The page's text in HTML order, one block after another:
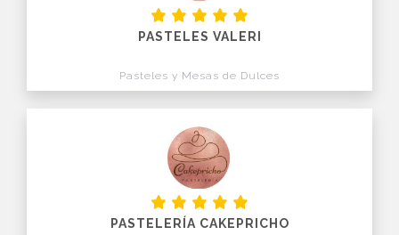
PASTELES VALERI
Pasteles y Mesas de Dulces
PASTELERÍA CAKEPRICHO